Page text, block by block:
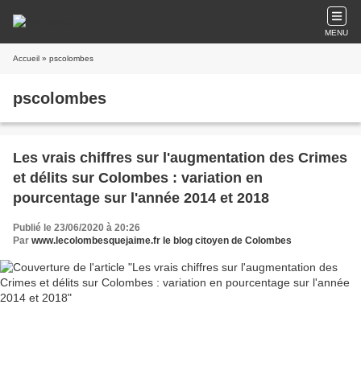
MENU
Accueil » pscolombes
pscolombes
Les vrais chiffres sur l'augmentation des Crimes
et délits sur Colombes : variation en
pourcentage sur l'année 2014 et 2018
Publié le 23/06/2020 à 20:26
Par www.lecolombesquejaime.fr le blog citoyen de Colombes